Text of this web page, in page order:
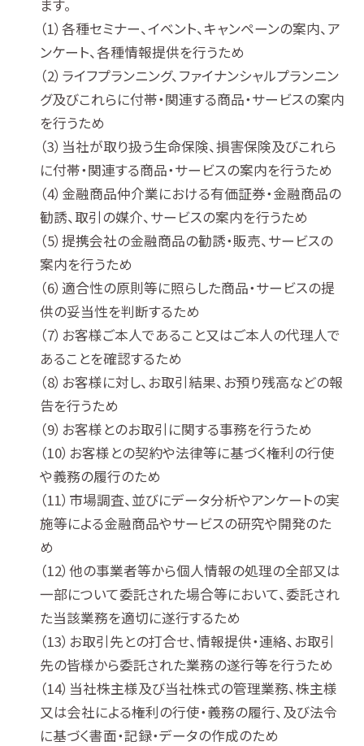
ます。
各種セミナー、イベント、キャンペーンの案内、ア
ンケート、各種情報提供を行うため
ライフプランニング、ファイナンシャルプランニン
グ及びこれらに付帯・関連する商品・サービスの案内
を行うため
当社が取り扱う生命保険、損害保険及びこれら
に付帯・関連する商品・サービスの案内を行うため
金融商品仲介業における有価証券・金融商品の
勧誘、取引の媒介、サービスの案内を行うため
提携会社の金融商品の勧誘・販売、サービスの
案内を行うため
適合性の原則等に照らした商品・サービスの提
供の妥当性を判断するため
お客様ご本人であること又はご本人の代理人で
あることを確認するため
お客様に対し、お取引結果、お預り残高などの報
告を行うため
お客様とのお取引に関する事務を行うため
お客様との契約や法律等に基づく権利の行使
や義務の履行のため
市場調査、並びにデータ分析やアンケートの実
施等による金融商品やサービスの研究や開発のた
め
他の事業者等から個人情報の処理の全部又は
一部について委託された場合等において、委託され
た当該業務を適切に遂行するため
お取引先との打合せ、情報提供・連絡、お取引
先の皆様から委託された業務の遂行等を行うため
当社株主様及び当社株式の管理業務、株主様
又は会社による権利の行使・義務の履行、及び法令
に基づく書面・記録・データの作成のため